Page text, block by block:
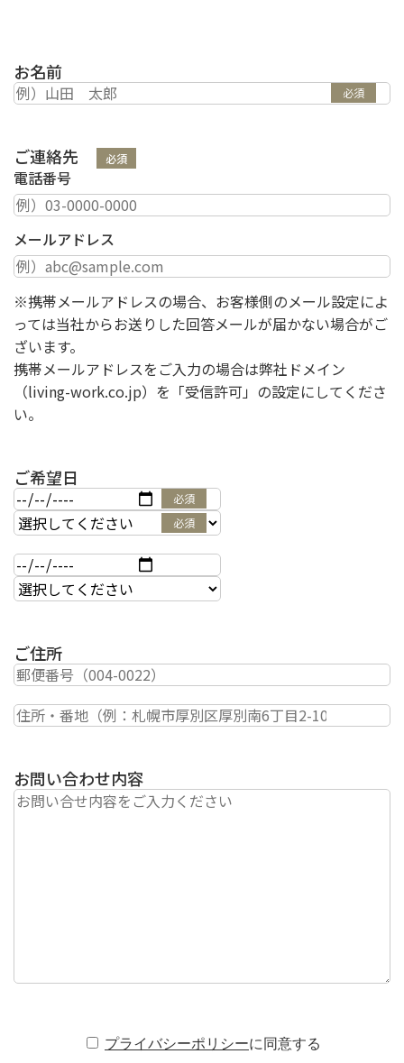
お名前
必須
ご連絡先 必須
電話番号
メールアドレス
※携帯メールアドレスの場合、お客様側のメール設定によ
っては当社からお送りした回答メールが届かない場合がご
ざいます。
携帯メールアドレスをご入力の場合は弊社ドメイン
（living-work.co.jp）を「受信許可」の設定にしてくださ
い。
ご希望日
必須
必須
ご住所
お問い合わせ内容
プライバシーポリシーに同意する